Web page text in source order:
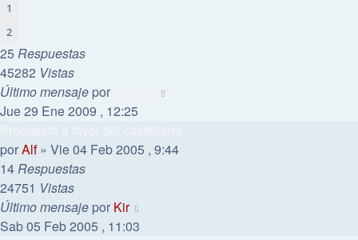
1
2
25Respuestas
45282 Vistas
Último mensaje por
Jue 29 Ene 2009 , 12:25
porAlf» Vie 04 Feb 2005 , 9:44
14Respuestas
24751 Vistas
Último mensaje por Kir
Sab 05 Feb 2005 , 11:03